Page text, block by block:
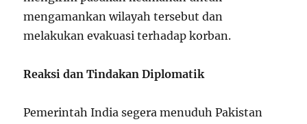
mengamankan wilayah tersebut dan
melakukan evakuasi terhadap korban.
Reaksi dan Tindakan Diplomatik
Pemerintah India segera menuduh Pakistan